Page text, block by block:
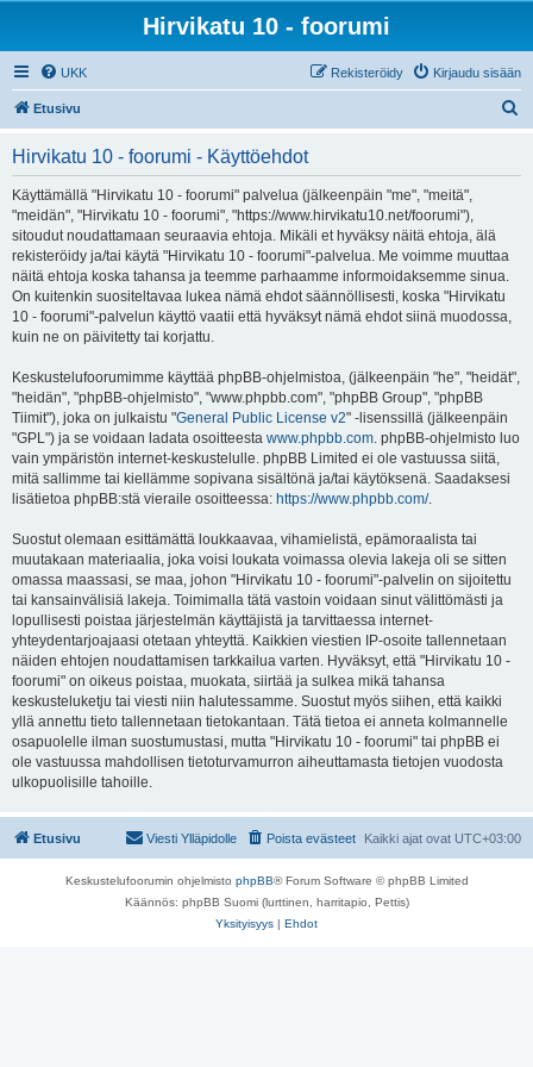
Hirvikatu 10 - foorumi
UKK Kirjaudu sisään
Rekisteröidy
Etusivu
Hirvikatu 10 - foorumi - Käyttöehdot
Käyttämällä "Hirvikatu 10 - foorumi" palvelua (jälkeenpäin "me", "meitä",
"meidän", "Hirvikatu 10 - foorumi", "https://www.hirvikatu10.net/foorumi"),
sitoudut noudattamaan seuraavia ehtoja. Mikäli et hyväksy näitä ehtoja, älä
rekisteröidy ja/tai käytä "Hirvikatu 10 - foorumi"-palvelua. Me voimme muuttaa
näitä ehtoja koska tahansa ja teemme parhaamme informoidaksemme sinua.
On kuitenkin suositeltavaa lukea nämä ehdot säännöllisesti, koska "Hirvikatu
10 - foorumi"-palvelun käyttö vaatii että hyväksyt nämä ehdot siinä muodossa,
kuin ne on päivitetty tai korjattu.
Keskustelufoorumimme käyttää phpBB-ohjelmistoa, (jälkeenpäin "he", "heidät",
"heidän", "phpBB-ohjelmisto", "www.phpbb.com", "phpBB Group", "phpBB
Tiimit"), joka on julkaistu "General Public License v2" -lisenssillä (jälkeenpäin
"GPL") ja se voidaan ladata osoitteesta www.phpbb.com. phpBB-ohjelmisto luo
vain ympäristön internet-keskustelulle. phpBB Limited ei ole vastuussa siitä,
mitä sallimme tai kiellämme sopivana sisältönä ja/tai käytöksenä. Saadaksesi
lisätietoa phpBB:stä vieraile osoitteessa: https://www.phpbb.com/.
Suostut olemaan esittämättä loukkaavaa, vihamielistä, epämoraalista tai
muutakaan materiaalia, joka voisi loukata voimassa olevia lakeja oli se sitten
omassa maassasi, se maa, johon "Hirvikatu 10 - foorumi"-palvelin on sijoitettu
tai kansainvälisiä lakeja. Toimimalla tätä vastoin voidaan sinut välittömästi ja
lopullisesti poistaa järjestelmän käyttäjistä ja tarvittaessa internet-
yhteydentarjoajaasi otetaan yhteyttä. Kaikkien viestien IP-osoite tallennetaan
näiden ehtojen noudattamisen tarkkailua varten. Hyväksyt, että "Hirvikatu 10 -
foorumi" on oikeus poistaa, muokata, siirtää ja sulkea mikä tahansa
keskusteluketju tai viesti niin halutessamme. Suostut myös siihen, että kaikki
yllä annettu tieto tallennetaan tietokantaan. Tätä tietoa ei anneta kolmannelle
osapuolelle ilman suostumustasi, mutta "Hirvikatu 10 - foorumi" tai phpBB ei
ole vastuussa mahdollisen tietoturvamurron aiheuttamasta tietojen vuodosta
ulkopuolisille tahoille.
Etusivu Kaikki ajat ovat UTC+03:00
Poista evästeet
Viesti Ylläpidolle
Keskustelufoorumin ohjelmisto phpBB® Forum Software © phpBB Limited
Käännös: phpBB Suomi (lurttinen, harritapio, Pettis)
Yksityisyys | Ehdot